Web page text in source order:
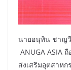
นายอนุทิน ชาญวี
ANUGA ASIA
ส่งเสริมอุตสาห